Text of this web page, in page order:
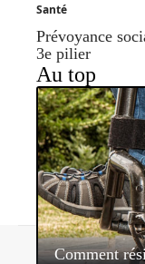
Santé
Prévoyance
3e pilier
Au top
Comment
Contact